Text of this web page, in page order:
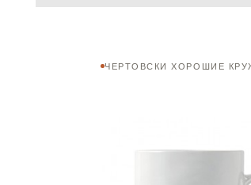
ЧЕРТОВСКИ ХОРОШИЕ